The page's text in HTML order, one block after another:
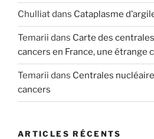
Chulliatdans Cataplasme
Temarii dans Carte des
cancers en France, une étrange
Temarii dans Centrales
cancers
ARTICLES RÉCENTS